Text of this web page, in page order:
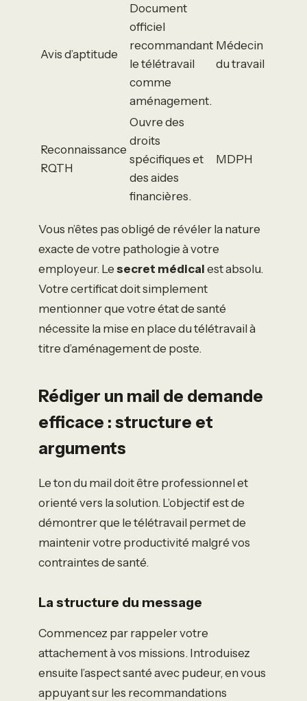
Avis d’aptitude
Document
officiel
recommandant
le télétravail
comme
aménagement.
Médecin
du travail
Reconnaissance
RQTH
Ouvre des
droits
spécifiques et
des aides
financières.
MDPH
Vous n’êtes pas obligé de révéler la nature
exacte de votre pathologie à votre
employeur. Le secret médical est absolu.
Votre certificat doit simplement
mentionner que votre état de santé
nécessite la mise en place du télétravail à
titre d’aménagement de poste.
Rédiger un mail de demande
efficace : structure et
arguments
Le ton du mail doit être professionnel et
orienté vers la solution. L’objectif est de
démontrer que le télétravail permet de
maintenir votre productivité malgré vos
contraintes de santé.
La structure du message
Commencez par rappeler votre
attachement à vos missions. Introduisez
ensuite l’aspect santé avec pudeur, en vous
appuyant sur les recommandations